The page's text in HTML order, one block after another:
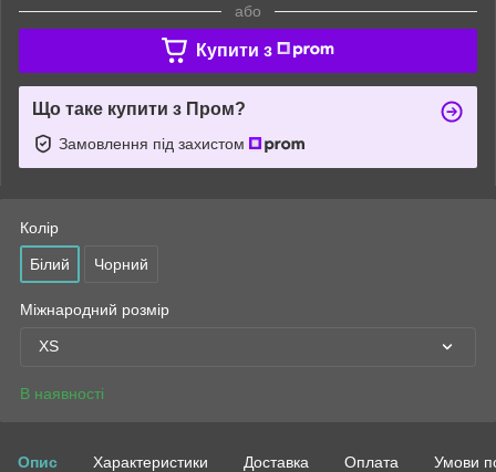
або
Купити з
Що таке купити з Пром?
Замовлення під захистом
Колір
Білий Чорний
Міжнародний розмір
XS
В наявності
Опис Характеристики Доставка Оплата Умови